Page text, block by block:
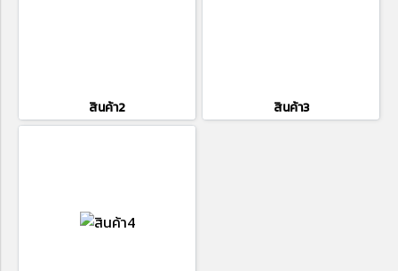
สินค้า2 สินค้า3